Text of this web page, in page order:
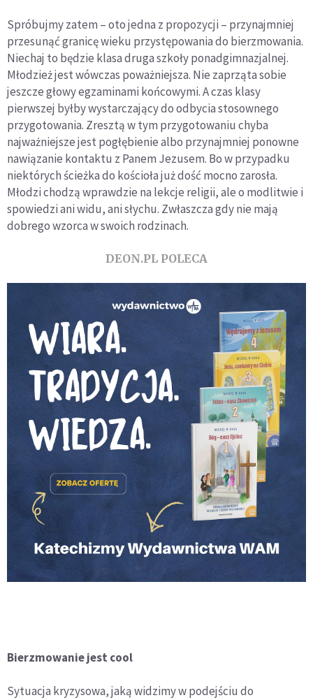
Spróbujmy zatem – oto jedna z propozycji – przynajmniej
przesunąć granicę wieku przystępowania do bierzmowania.
Niechaj to będzie klasa druga szkoły ponadgimnazjalnej.
Młodzież jest wówczas poważniejsza. Nie zaprząta sobie
jeszcze głowy egzaminami końcowymi. A czas klasy
pierwszej byłby wystarczający do odbycia stosownego
przygotowania. Zresztą w tym przygotowaniu chyba
najważniejsze jest pogłębienie albo przynajmniej ponowne
nawiązanie kontaktu z Panem Jezusem. Bo w przypadku
niektórych ścieżka do kościoła już dość mocno zarosła.
Młodzi chodzą wprawdzie na lekcje religii, ale o modlitwie i
spowiedzi ani widu, ani słychu. Zwłaszcza gdy nie mają
dobrego wzorca w swoich rodzinach.
DEON.PL POLECA
Bierzmowanie jest cool
Sytuacja kryzysowa, jaką widzimy w podejściu do